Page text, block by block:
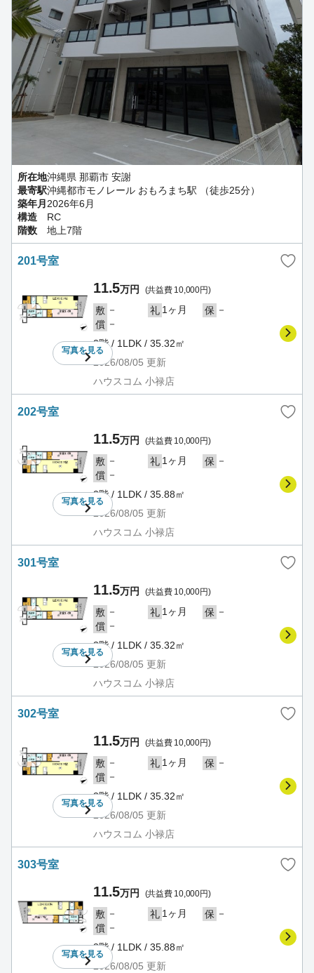
所在地沖縄県 那覇市 安謝
最寄駅沖縄都市モノレール おもろまち駅 （徒歩25分）
築年月 2026年6月
構造
RC
階数
地上7階
201号室
写真を見る
11.5万円 (共益費 10,000円)
敷 － 礼 1ヶ月 保 －
償 －
2階 / 1LDK / 35.32㎡
2026/08/05 更新
ハウスコム 小禄店
202号室
写真を見る
11.5万円 (共益費 10,000円)
敷 － 礼 1ヶ月 保 －
償 －
2階 / 1LDK / 35.88㎡
2026/08/05 更新
ハウスコム 小禄店
301号室
写真を見る
11.5万円 (共益費 10,000円)
敷 － 礼 1ヶ月 保 －
償 －
3階 / 1LDK / 35.32㎡
2026/08/05 更新
ハウスコム 小禄店
302号室
写真を見る
11.5万円 (共益費 10,000円)
敷 － 礼 1ヶ月 保 －
償 －
3階 / 1LDK / 35.32㎡
2026/08/05 更新
ハウスコム 小禄店
303号室
写真を見る
11.5万円 (共益費 10,000円)
敷 － 礼 1ヶ月 保 －
償 －
3階 / 1LDK / 35.88㎡
2026/08/05 更新